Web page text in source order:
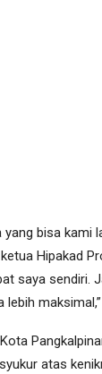
yang bisa kami
Hipakad
saya sendiri.
atas